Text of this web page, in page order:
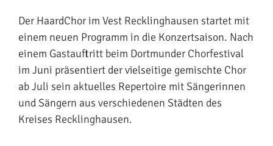
Der HaardChor im Vest Recklinghausen startet mit
einem neuen Programm in die Konzertsaison. Nach
einem Gastauftritt beim Dortmunder Chorfestival
im Juni präsentiert der vielseitige gemischte Chor
ab Juli sein aktuelles Repertoire mit Sängerinnen
und Sängern aus verschiedenen Städten des
Kreises Recklinghausen.